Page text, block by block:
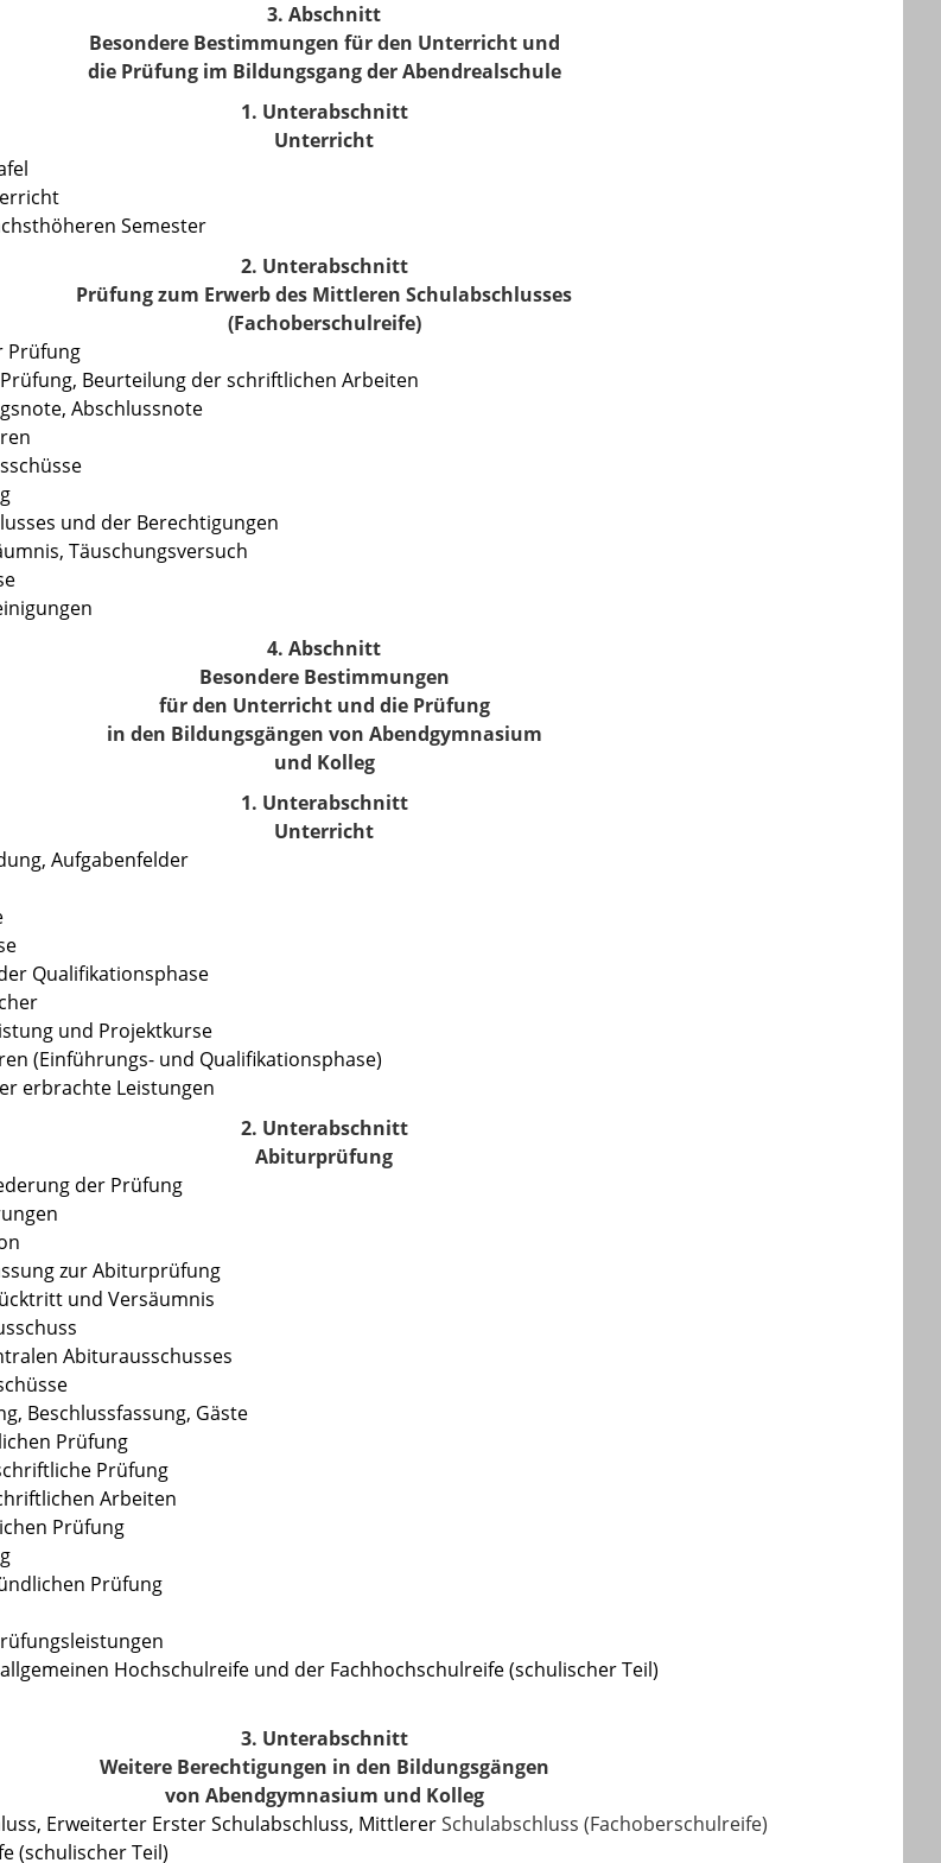
3. Abschnitt
Besondere Bestimmungen für den Unterricht und
die Prüfung im Bildungsgang der Abendrealschule
1. Unterabschnitt
Unterricht
Semester
2. Unterabschnitt
Prüfung zum Erwerb des Mittleren Schulabschlusses
(Fachoberschulreife)
Prüfung
Beurteilung der schriftlichen Arbeiten
Abschlussnote
und der Berechtigungen
Täuschungsversuch
4. Abschnitt
Besondere Bestimmungen
für den Unterricht und die Prüfung
in den Bildungsgängen von Abendgymnasium
und Kolleg
1. Unterabschnitt
Unterricht
Aufgabenfelder
Qualifikationsphase
und Projektkurse
(Einführungs- und Qualifikationsphase)
erbrachte Leistungen
2. Unterabschnitt
Abiturprüfung
der Prüfung
zur Abiturprüfung
und Versäumnis
Abiturausschusses
Beschlussfassung, Gäste
Prüfung
Prüfung
Arbeiten
Prüfung
Prüfung
Hochschulreife und der Fachhochschulreife (schulischer Teil)
3. Unterabschnitt
Weitere Berechtigungen in den Bildungsgängen
von Abendgymnasium und Kolleg
Erweiterter Erster Schulabschluss, MittlererSchulabschluss (Fachoberschulreife)
(schulischer Teil)